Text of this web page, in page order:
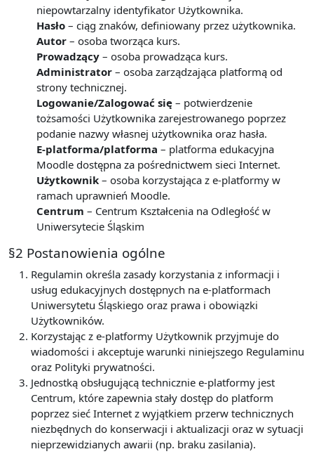
niepowtarzalny identyfikator Użytkownika.
Hasło – ciąg znaków, definiowany przez użytkownika.
Autor – osoba tworząca kurs.
Prowadzący – osoba prowadząca kurs.
Administrator – osoba zarządzająca platformą od
strony technicznej.
Logowanie/Zalogować się – potwierdzenie
tożsamości Użytkownika zarejestrowanego poprzez
podanie nazwy własnej użytkownika oraz hasła.
E-platforma/platforma – platforma edukacyjna
Moodle dostępna za pośrednictwem sieci Internet.
Użytkownik – osoba korzystająca z e-platformy w
ramach uprawnień Moodle.
Centrum – Centrum Kształcenia na Odległość w
Uniwersytecie Śląskim
§2 Postanowienia ogólne
Regulamin określa zasady korzystania z informacji i
usług edukacyjnych dostępnych na e-platformach
Uniwersytetu Śląskiego oraz prawa i obowiązki
Użytkowników.
Korzystając z e-platformy Użytkownik przyjmuje do
wiadomości i akceptuje warunki niniejszego Regulaminu
oraz Polityki prywatności.
Jednostką obsługującą technicznie e-platformy jest
Centrum, które zapewnia stały dostęp do platform
poprzez sieć Internet z wyjątkiem przerw technicznych
niezbędnych do konserwacji i aktualizacji oraz w sytuacji
nieprzewidzianych awarii (np. braku zasilania).